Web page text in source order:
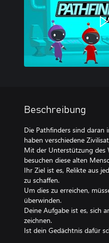
Beschreibung
Die Pathfinders sind daran
haben verschiedene
Mit der Unterstützung des
besuchen diese alten
Ihr Ziel ist es, Relikte aus
zu schaffen.
Um dies zu erreichen,
überwinden.
Deine Aufgabe ist es, sich
zeichnen.
Ist dein Gedächtnis dafür